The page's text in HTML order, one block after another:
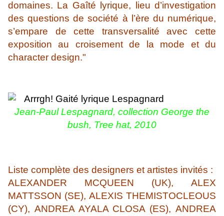
domaines. La Gaîté lyrique, lieu d’investigation
des questions de société à l’ère du numérique,
s’empare de cette transversalité avec cette
exposition au croisement de la mode et du
character design."
Jean-Paul Lespagnard, collection George the
bush, Tree hat, 2010
Liste complète des designers et artistes invités :
ALEXANDER MCQUEEN (UK), ALEX
MATTSSON (SE), ALEXIS THEMISTOCLEOUS
(CY), ANDREA AYALA CLOSA (ES), ANDREA